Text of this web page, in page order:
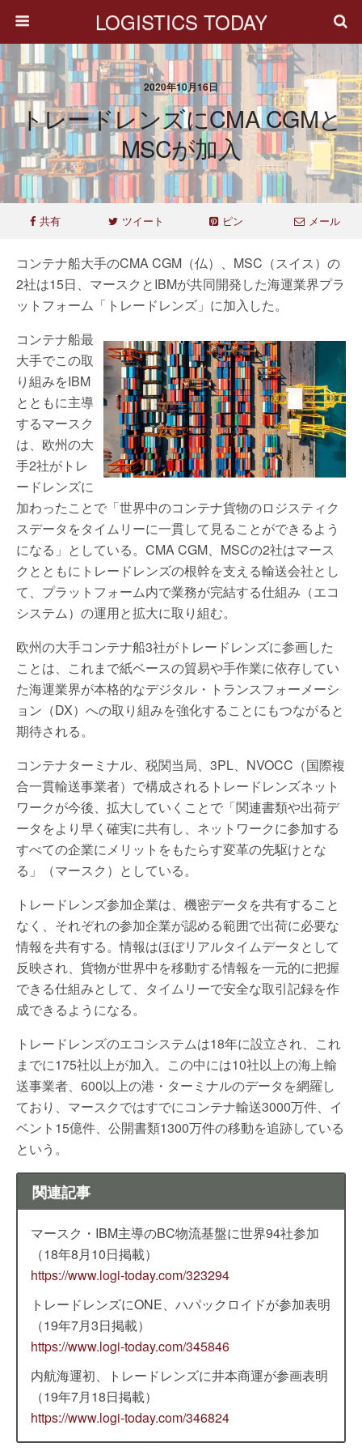
LOGISTICS TODAY
2020年10月16日
トレードレンズにCMA CGMと
MSCが加入
共有 ツイート ピン メール
コンテナ船大手のCMA CGM（仏）、MSC（スイス）の
2社は15日、マースクとIBMが共同開発した海運業界プラ
ットフォーム「トレードレンズ」に加入した。
コンテナ船最
大手でこの取
り組みをIBM
とともに主導
するマースク
は、欧州の大
手2社がトレ
ードレンズに
加わったことで「世界中のコンテナ貨物のロジスティク
スデータをタイムリーに一貫して見ることができるよう
になる」としている。CMA CGM、MSCの2社はマース
クとともにトレードレンズの根幹を支える輸送会社とし
て、プラットフォーム内で業務が完結する仕組み（エコ
システム）の運用と拡大に取り組む。
欧州の大手コンテナ船3社がトレードレンズに参画した
ことは、これまで紙ベースの貿易や手作業に依存してい
た海運業界が本格的なデジタル・トランスフォーメーシ
ョン（DX）への取り組みを強化することにもつながると
期待される。
コンテナターミナル、税関当局、3PL、NVOCC（国際複
合一貫輸送事業者）で構成されるトレードレンズネット
ワークが今後、拡大していくことで「関連書類や出荷デ
ータをより早く確実に共有し、ネットワークに参加する
すべての企業にメリットをもたらす変革の先駆けとな
る」（マースク）としている。
トレードレンズ参加企業は、機密データを共有すること
なく、それぞれの参加企業が認める範囲で出荷に必要な
情報を共有する。情報はほぼリアルタイムデータとして
反映され、貨物が世界中を移動する情報を一元的に把握
できる仕組みとして、タイムリーで安全な取引記録を作
成できるようになる。
トレードレンズのエコシステムは18年に設立され、これ
までに175社以上が加入。この中には10社以上の海上輸
送事業者、600以上の港・ターミナルのデータを網羅し
ており、マースクではすでにコンテナ輸送3000万件、イ
ベント15億件、公開書類1300万件の移動を追跡している
という。
関連記事
マースク・IBM主導のBC物流基盤に世界94社参加
（18年8月10日掲載）
https://www.logi-today.com/323294
トレードレンズにONE、ハパックロイドが参加表明
（19年7月3日掲載）
https://www.logi-today.com/345846
内航海運初、トレードレンズに井本商運が参画表明
（19年7月18日掲載）
https://www.logi-today.com/346824